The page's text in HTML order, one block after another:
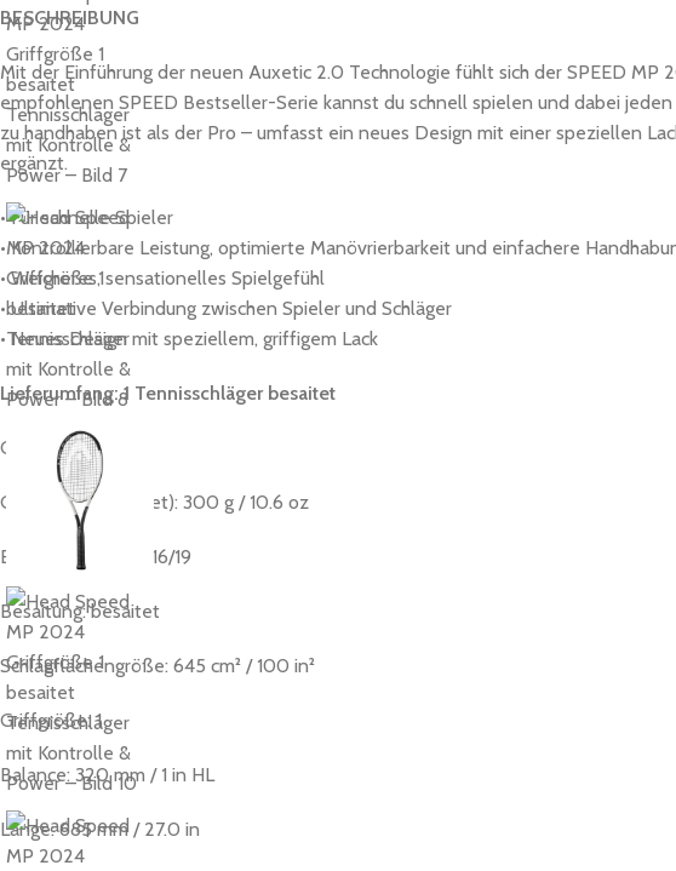
BESCHREIBUNG
Mit der Einführung der neuen Auxetic 2.0 Technologie fühlt sich der SPEED
empfohlenen SPEED Bestseller-Serie kannst du schnell spielen und dabei
zu handhaben ist als der Pro – umfasst ein neues Design mit einer speziellen
ergänzt.
• Für schnelle Spieler
• Kontrollierbare Leistung, optimierte Manövrierbarkeit und einfachere
• Weicheres, sensationelles Spielgefühl
• Ultimative Verbindung zwischen Spieler und Schläger
• Neues Design mit speziellem, griffigem Lack
Lieferumfang: 1 Tennisschläger besaitet
CPI: 500
Gewicht (unbesaitet): 300 g / 10.6 oz
Bespannungsbild: 16/19
Besaitung: besaitet
Schlagflächengröße: 645 cm² / 100 in²
Griffgröße: 1
Balance: 320 mm / 1 in HL
Länge: 685 mm / 27.0 in